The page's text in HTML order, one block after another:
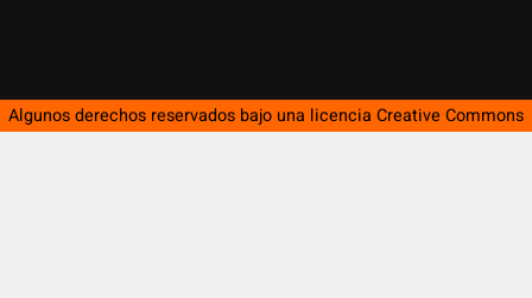
Algunos derechos reservados bajo una licencia Creative Commons